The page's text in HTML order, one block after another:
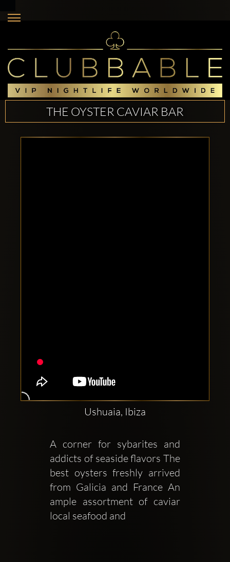
соцсетях:
THE OYSTER CAVIAR BAR
Ushuaia, Ibiza
A corner for sybarites and
addicts of seaside flavors The
best oysters freshly arrived
from Galicia and France An
ample assortment of caviar
local seafood and